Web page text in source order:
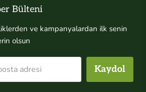
Bülteni
ve kampanyalardan ilk senin
olsun
adresi Kaydol